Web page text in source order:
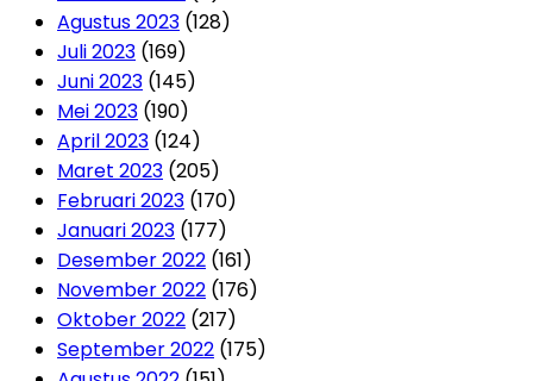
Agustus 2023 (128)
Juli 2023 (169)
Juni 2023 (145)
Mei 2023 (190)
April 2023 (124)
Maret 2023 (205)
Februari 2023 (170)
Januari 2023 (177)
Desember 2022 (161)
November 2022 (176)
Oktober 2022 (217)
September 2022 (175)